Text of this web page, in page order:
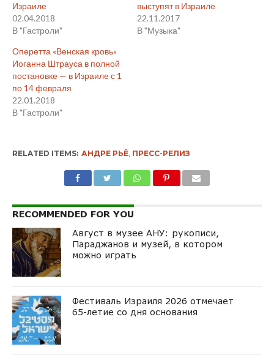
Израиле
02.04.2018
В "Гастроли"
выступят в Израиле
22.11.2017
В "Музыка"
Оперетта «Венская кровь»
Иоганна Штрауса в полной
постановке — в Израиле с 1
по 14 февраля
22.01.2018
В "Гастроли"
RELATED ITEMS: АНДРЕ РЬЁ, ПРЕСС-РЕЛИЗ
RECOMMENDED FOR YOU
Август в музее АНУ: рукописи,
Параджанов и музей, в котором
можно играть
Фестиваль Израиля 2026 отмечает
65-летие со дня основания